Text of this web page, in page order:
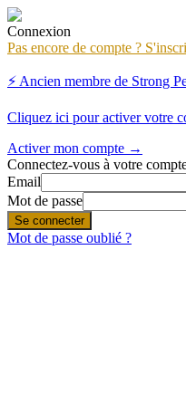
Connexion
Pas encore de compte ?
⚡ Ancien membre de Strong
Cliquez ici pour activer votre
Activer mon compte →
Connectez-vous à votre
Email
Mot de passe
Se connecter
Mot de passe oublié ?